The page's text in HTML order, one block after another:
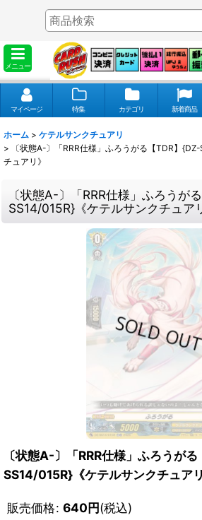
メニュー
マイページ 特集 カテゴリ 新着商品
ホーム > ケテルサンクチュアリ
>
〔状態A-〕「RRR仕様」ふろうがる【TDR】
チュアリ》
〔状態A-〕「RRR仕様」ふろうが
SS14/015R}《ケテルサンクチュア
〔状態A-〕「RRR仕様」ふろうが
SS14/015R}《ケテルサンクチュアリ
販売価格: 640円(税込)